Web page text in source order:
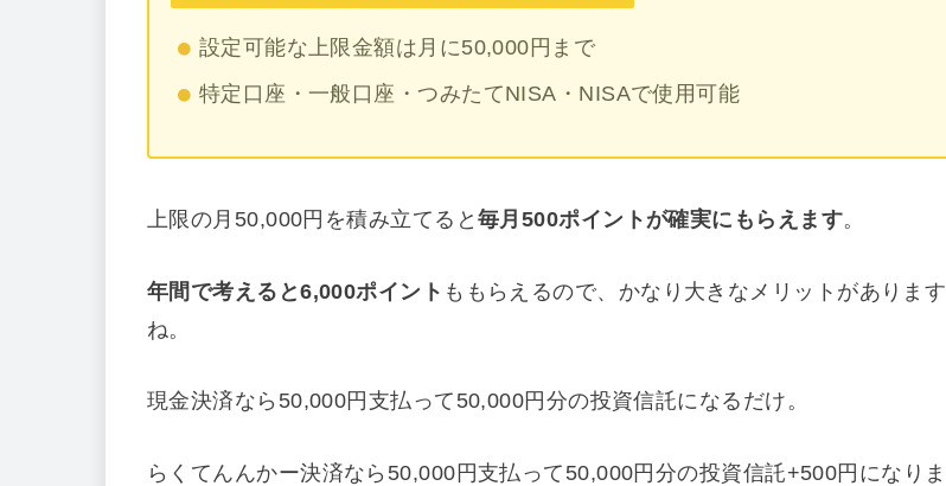
設定可能な上限金額は月に50,000円まで
特定口座・一般口座・つみたてNISA・NISAで使用可能
上限の月50,000円を積み立てると毎月500ポイントが確実にもらえます。
年間で考えると6,000ポイント ももらえるので、かなり大きなメリットがあります
ね。
現金決済なら50,000円支払って50,000円分の投資信託になるだけ。
らくてんんかー決済なら50,000円支払って50,000円分の投資信託+500円になりま